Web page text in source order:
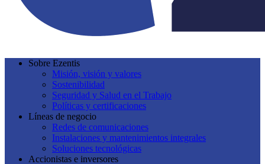
Sobre Ezentis
Misión, visión y valores
Sostenibilidad
Seguridad y Salud en el Trabajo
Políticas y certificaciones
Líneas de negocio
Redes de comunicaciones
Instalaciones y mantenimientos integrales
Soluciones tecnológicas
Accionistas e inversores